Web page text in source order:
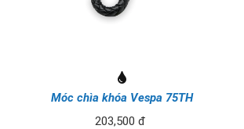
Móc chìa khóa Vespa 75TH
203,500 đ